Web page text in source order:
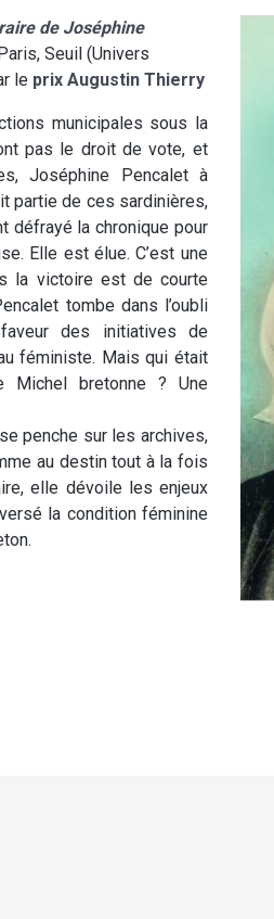
de Joséphine
Seuil (Univers
le prix Augustin Thierry
municipales sous la
pas le droit de vote, et
Joséphine Pencalet à
partie de ces sardinières,
défrayé la chronique pour
Elle est élue. C’est une
la victoire est de courte
tombe dans l’oubli
des initiatives de
féministe. Mais qui était
Michel bretonne ? Une
penche sur les archives,
au destin tout à la fois
elle dévoile les enjeux
la condition féminine